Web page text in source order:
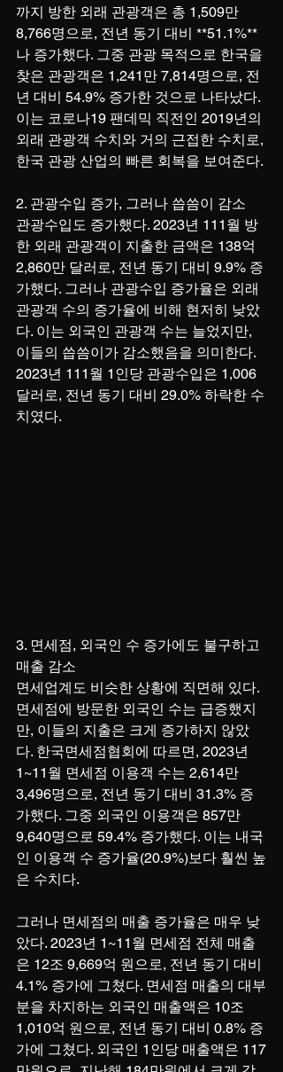
까지 방한 외래 관광객은 총 1,509만
8,766명으로, 전년 동기 대비 **51.1%**
나 증가했다. 그중 관광 목적으로 한국을
찾은 관광객은 1,241만 7,814명으로, 전
년 대비 54.9% 증가한 것으로 나타났다.
이는 코로나19 팬데믹 직전인 2019년의
외래 관광객 수치와 거의 근접한 수치로,
한국 관광 산업의 빠른 회복을 보여준다.
2. 관광수입 증가, 그러나 씁씀이 감소
관광수입도 증가했다. 2023년 111월 방
한 외래 관광객이 지출한 금액은 138억
2,860만 달러로, 전년 동기 대비 9.9% 증
가했다. 그러나 관광수입 증가율은 외래
관광객 수의 증가율에 비해 현저히 낮았
다. 이는 외국인 관광객 수는 늘었지만,
이들의 씁씀이가 감소했음을 의미한다.
2023년 111월 1인당 관광수입은 1,006
달러로, 전년 동기 대비 29.0% 하락한 수
치였다.
3. 면세점, 외국인 수 증가에도 불구하고
매출 감소
면세업계도 비슷한 상황에 직면해 있다.
면세점에 방문한 외국인 수는 급증했지
만, 이들의 지출은 크게 증가하지 않았
다. 한국면세점협회에 따르면, 2023년
1~11월 면세점 이용객 수는 2,614만
3,496명으로, 전년 동기 대비 31.3% 증
가했다. 그중 외국인 이용객은 857만
9,640명으로 59.4% 증가했다. 이는 내국
인 이용객 수 증가율(20.9%)보다 훨씬 높
은 수치다.
그러나 면세점의 매출 증가율은 매우 낮
았다. 2023년 1~11월 면세점 전체 매출
은 12조 9,669억 원으로, 전년 동기 대비
4.1% 증가에 그쳤다. 면세점 매출의 대부
분을 차지하는 외국인 매출액은 10조
1,010억 원으로, 전년 동기 대비 0.8% 증
가에 그쳤다. 외국인 1인당 매출액은 117